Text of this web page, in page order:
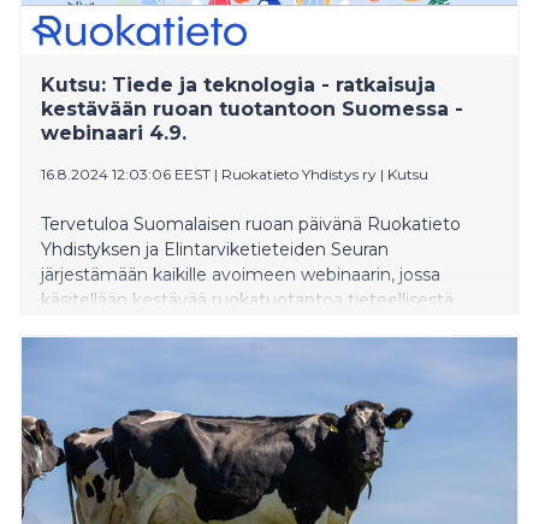
Kutsu: Tiede ja teknologia - ratkaisuja
kestävään ruoan tuotantoon Suomessa -
webinaari 4.9.
16.8.2024 12:03:06 EEST | Ruokatieto Yhdistys ry | Kutsu
Tervetuloa Suomalaisen ruoan päivänä Ruokatieto
Yhdistyksen ja Elintarviketieteiden Seuran
järjestämään kaikille avoimeen webinaarin, jossa
käsitellään kestävää ruokatuotantoa tieteellisestä